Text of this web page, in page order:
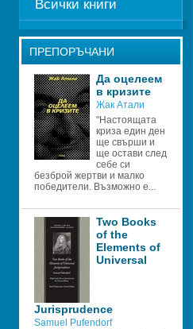
Всички книги
ПРЕПОРЪЧАНИ
Да оцелеем
в кризите
Жак Атали
"Настоящата
криза един ден
ще свърши и
ще остави след
себе си
безброй жертви и малко
победители. Възможно е...
Two Books
of the
Elements of
Universal
Jurisprudence
Samuel Pufendorf